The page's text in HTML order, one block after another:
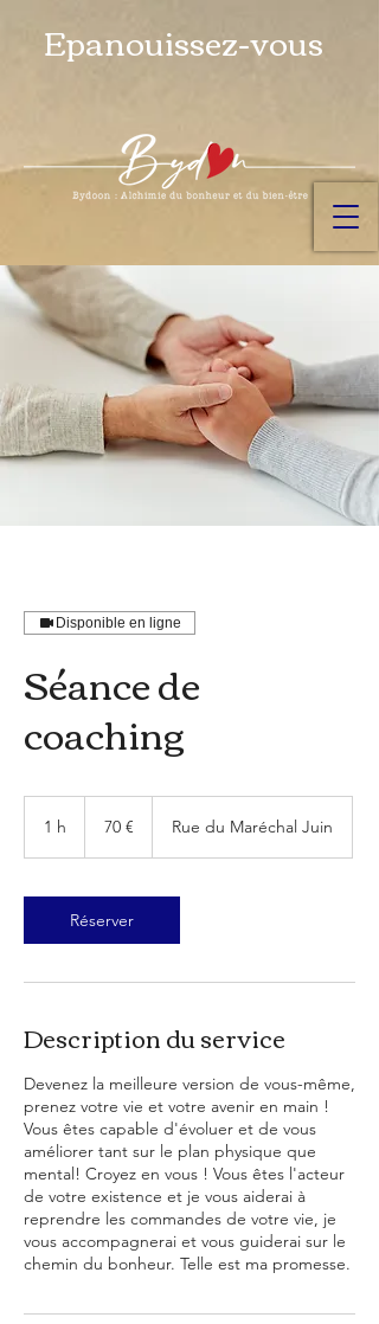
Epanouissez-vous
Disponible en ligne
Séance de
coaching
1 h 70 € Rue du Maréchal Juin
Réserver
Description du service
Devenez la meilleure version de vous-même,
prenez votre vie et votre avenir en main !
Vous êtes capable d'évoluer et de vous
améliorer tant sur le plan physique que
mental! Croyez en vous ! Vous êtes l'acteur
de votre existence et je vous aiderai à
reprendre les commandes de votre vie, je
vous accompagnerai et vous guiderai sur le
chemin du bonheur. Telle est ma promesse.